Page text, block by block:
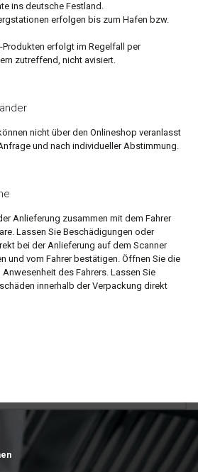
ins deutsche Festland.
erfolgen bis zum Hafen bzw.
Produkten erfolgt im Regelfall per
zutreffend, nicht avisiert.
nicht über den Onlineshop veranlasst
und nach individueller Abstimmung.
Anlieferung zusammen mit dem Fahrer
Lassen Sie Beschädigungen oder
bei der Anlieferung auf dem Scanner
und vom Fahrer bestätigen. Öffnen Sie die
des Fahrers. Lassen Sie
innerhalb der Verpackung direkt